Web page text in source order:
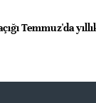
Temmuz'da